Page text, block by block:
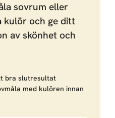
sovrum eller
kulör och ge ditt
av skönhet och
bra slutresultat
med kulören innan